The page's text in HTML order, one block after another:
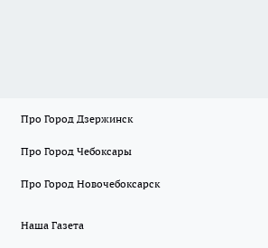
Про Город Дзержинск
Про Город Чебоксары
Про Город Новочебоксарск
Наша Газета